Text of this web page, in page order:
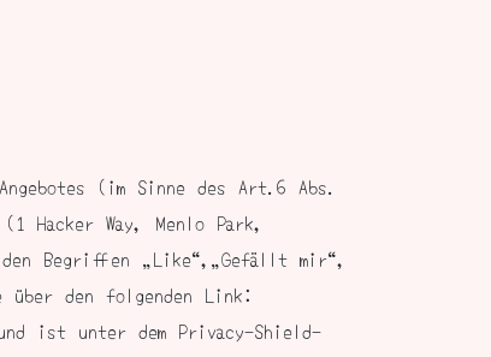
(im Sinne des Art.6 Abs.
Hacker Way, Menlo Park,
den Begriffen „Like“,„Gefällt mir“,
über den folgenden Link:
ist unter dem Privacy-Shield-